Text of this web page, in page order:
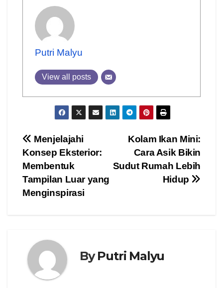
Putri Malyu
View all posts
Post
navigation
Kolam Ikan Mini:
Cara Asik Bikin
Sudut Rumah Lebih
Hidup
Menjelajahi
Konsep Eksterior:
Membentuk
Tampilan Luar yang
Menginspirasi
ByPutri Malyu